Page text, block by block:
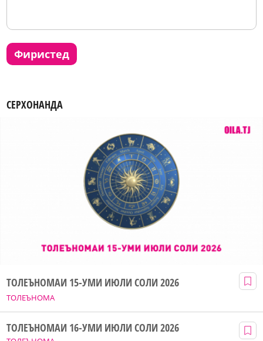
фиристед
СЕРХОНАНДА
ТОЛЕЪНОМА
ТОЛЕЪНОМАИ 15-УМИ ИЮЛИ СОЛИ 2026
ТОЛЕЪНОМАИ 16-УМИ ИЮЛИ СОЛИ 2026